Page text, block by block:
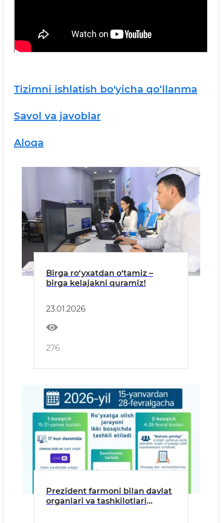
Tizimni ishlatish bo'yicha qo‘llanma
Savol va javoblar
Aloqa
Birga ro‘yxatdan o‘tamiz –
birga kelajakni quramiz!
23.01.2026
276
Prezident farmoni bilan davlat
organlari va tashkilotlari